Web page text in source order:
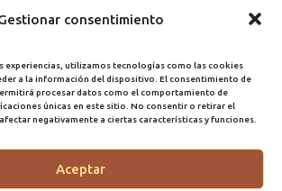
consentimiento
experiencias, utilizamos tecnologías como las cookies
a la información del dispositivo. El consentimiento de
procesar datos como el comportamiento de
únicas en este sitio. No consentir o retirar el
negativamente a ciertas características y funciones.
Aceptar
GUIRLACHE SL.
Triana, 68
de Gran Canaria
GC/20/PH/7192